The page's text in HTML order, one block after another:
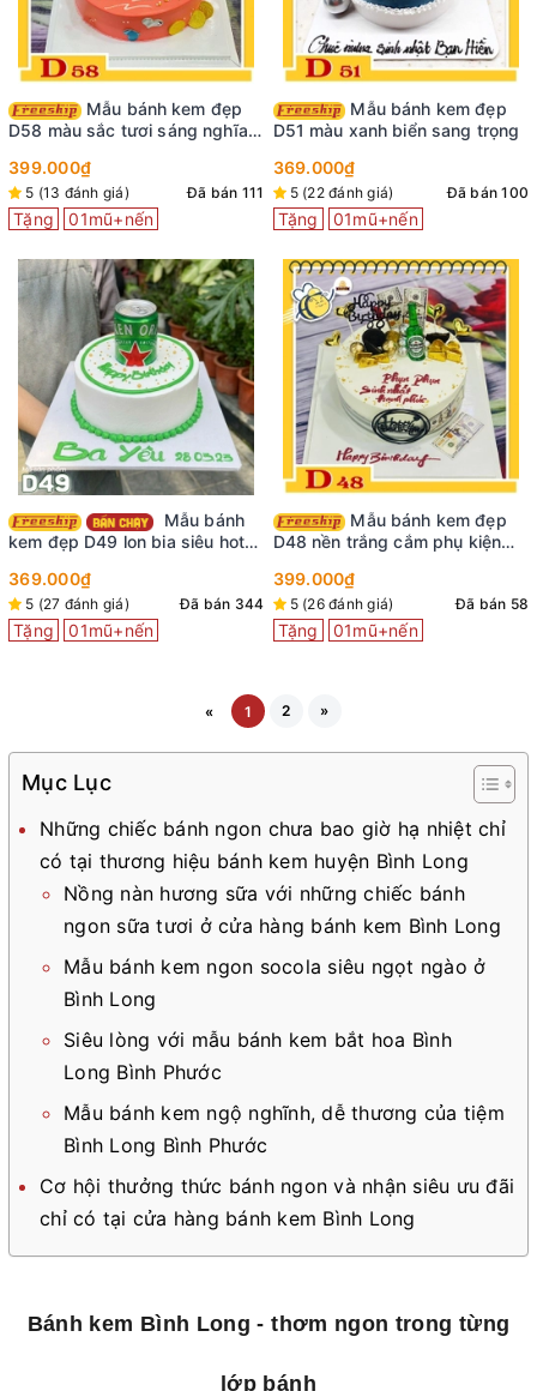
Mẫu bánh kem đẹp
D58 màu sắc tươi sáng nghĩa
399.000₫
5 (13 đánh giá) Đã bán 111
Tặng 01mũ+nến
D51 màu xanh biển sang trọng
369.000₫
5 (22 đánh giá) Đã bán 100
Tặng 01mũ+nến
kem đẹp D49 lon bia siêu hot
369.000₫
5 (27 đánh giá) Đã bán 344
Tặng 01mũ+nến
D48 nền trắng cắm phụ kiện
399.000₫
5 (26 đánh giá) Đã bán 58
Tặng 01mũ+nến
« 1 2 »
Mục Lục
Những chiếc bánh ngon chưa bao giờ hạ nhiệt chỉ
có tại thương hiệu bánh kem huyện Bình Long
Nồng nàn hương sữa với những chiếc bánh
ngon sữa tươi ở cửa hàng bánh kem Bình Long
Mẫu bánh kem ngon socola siêu ngọt ngào ở
Bình Long
Siêu lòng với mẫu bánh kem bắt hoa Bình
Long Bình Phước
Mẫu bánh kem ngộ nghĩnh, dễ thương của tiệm
Bình Long Bình Phước
Cơ hội thưởng thức bánh ngon và nhận siêu ưu đãi
chỉ có tại cửa hàng bánh kem Bình Long
Bánh kem Bình Long - thơm ngon trong từng
lớp bánh